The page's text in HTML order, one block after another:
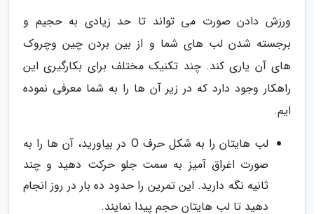
ورزش دادن صورت می تواند تا حد زیادی به حجیم و
برجسته شدن لب های شما و از بین بردن چین وچروک
های آن یاری کند. چند تکنیک مختلف برای بکارگیری این
راهکار وجود دارد که در زیر آن ها را به شما معرفی نموده
ایم.
لب هایتان را به شکل حرف O در بیاورید، آن ها را به
صورت اغراق آمیز به سمت جلو حرکت دهید و چند
ثانیه نگه دارید. این تمرین را حدود ده بار در روز انجام
دهید تا لب هایتان حجم پیدا نمایند.